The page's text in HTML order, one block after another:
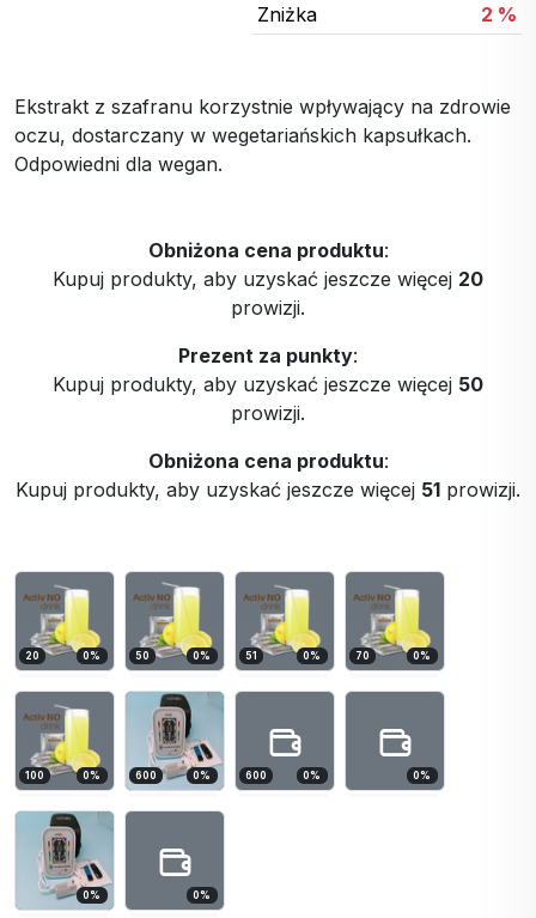
Zniżka
2 %
Ekstrakt z szafranu korzystnie wpływający na zdrowie
oczu, dostarczany w wegetariańskich kapsułkach.
Odpowiedni dla wegan.
Obniżona cena produktu:
Kupuj produkty, aby uzyskać jeszcze więcej 20
prowizji.
Prezent za punkty:
Kupuj produkty, aby uzyskać jeszcze więcej 50
prowizji.
Obniżona cena produktu:
Kupuj produkty, aby uzyskać jeszcze więcej 51 prowizji.
20 0% 50 0% 51 0% 70 0%
100 0% 600 0% 600 0% 0%
0% 0%